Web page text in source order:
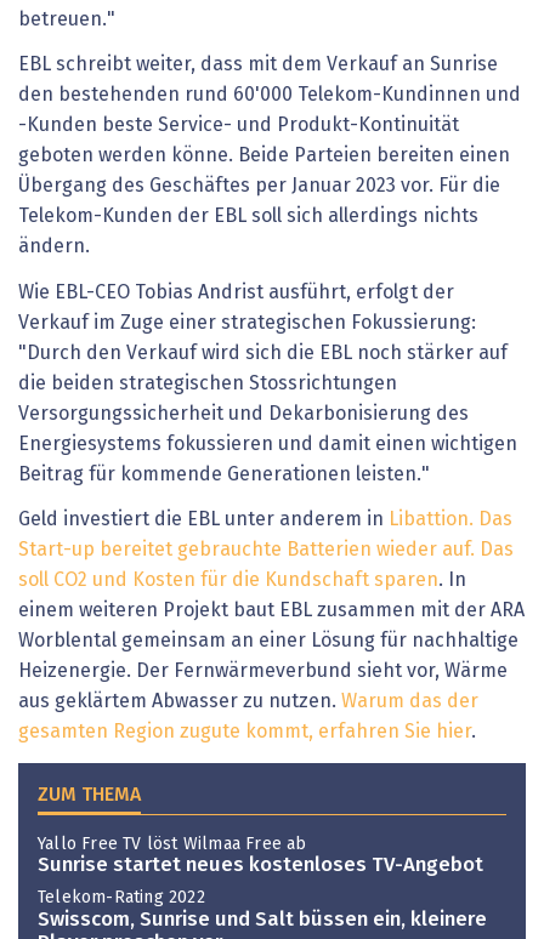
betreuen."
EBL schreibt weiter, dass mit dem Verkauf an Sunrise
den bestehenden rund 60'000 Telekom-Kundinnen und
-Kunden beste Service- und Produkt-Kontinuität
geboten werden könne. Beide Parteien bereiten einen
Übergang des Geschäftes per Januar 2023 vor. Für die
Telekom-Kunden der EBL soll sich allerdings nichts
ändern.
Wie EBL-CEO Tobias Andrist ausführt, erfolgt der
Verkauf im Zuge einer strategischen Fokussierung:
"Durch den Verkauf wird sich die EBL noch stärker auf
die beiden strategischen Stossrichtungen
Versorgungssicherheit und Dekarbonisierung des
Energiesystems fokussieren und damit einen wichtigen
Beitrag für kommende Generationen leisten."
Geld investiert die EBL unter anderem in Libattion. Das
Start-up bereitet gebrauchte Batterien wieder auf. Das
soll CO2 und Kosten für die Kundschaft sparen. In
einem weiteren Projekt baut EBL zusammen mit der ARA
Worblental gemeinsam an einer Lösung für nachhaltige
Heizenergie. Der Fernwärmeverbund sieht vor, Wärme
aus geklärtem Abwasser zu nutzen. Warum das der
gesamten Region zugute kommt, erfahren Sie hier.
ZUM THEMA
Yallo Free TV löst Wilmaa Free ab
Sunrise startet neues kostenloses TV-Angebot
Telekom-Rating 2022
Swisscom, Sunrise und Salt büssen ein, kleinere